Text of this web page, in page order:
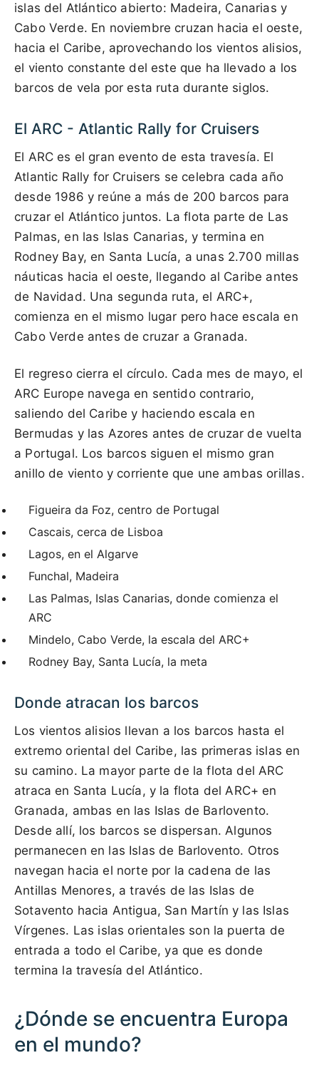
islas del Atlántico abierto: Madeira, Canarias y
Cabo Verde. En noviembre cruzan hacia el oeste,
hacia el Caribe, aprovechando los vientos alisios,
el viento constante del este que ha llevado a los
barcos de vela por esta ruta durante siglos.
El ARC - Atlantic Rally for Cruisers
El ARC es el gran evento de esta travesía. El
Atlantic Rally for Cruisers se celebra cada año
desde 1986 y reúne a más de 200 barcos para
cruzar el Atlántico juntos. La flota parte de Las
Palmas, en las Islas Canarias, y termina en
Rodney Bay, en Santa Lucía, a unas 2.700 millas
náuticas hacia el oeste, llegando al Caribe antes
de Navidad. Una segunda ruta, el ARC+,
comienza en el mismo lugar pero hace escala en
Cabo Verde antes de cruzar a Granada.
El regreso cierra el círculo. Cada mes de mayo, el
ARC Europe navega en sentido contrario,
saliendo del Caribe y haciendo escala en
Bermudas y las Azores antes de cruzar de vuelta
a Portugal. Los barcos siguen el mismo gran
anillo de viento y corriente que une ambas orillas.
Figueira da Foz, centro de Portugal
Cascais, cerca de Lisboa
Lagos, en el Algarve
Funchal, Madeira
Las Palmas, Islas Canarias, donde comienza el
ARC
Mindelo, Cabo Verde, la escala del ARC+
Rodney Bay, Santa Lucía, la meta
Donde atracan los barcos
Los vientos alisios llevan a los barcos hasta el
extremo oriental del Caribe, las primeras islas en
su camino. La mayor parte de la flota del ARC
atraca en Santa Lucía, y la flota del ARC+ en
Granada, ambas en las Islas de Barlovento.
Desde allí, los barcos se dispersan. Algunos
permanecen en las Islas de Barlovento. Otros
navegan hacia el norte por la cadena de las
Antillas Menores, a través de las Islas de
Sotavento hacia Antigua, San Martín y las Islas
Vírgenes. Las islas orientales son la puerta de
entrada a todo el Caribe, ya que es donde
termina la travesía del Atlántico.
¿Dónde se encuentra Europa
en el mundo?1000 km / 621.4 mi